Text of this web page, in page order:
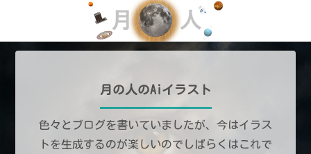
月の人のAiイラスト
色々とブログを書いていましたが、今はイラス
トを生成するのが楽しいのでしばらくはこれで